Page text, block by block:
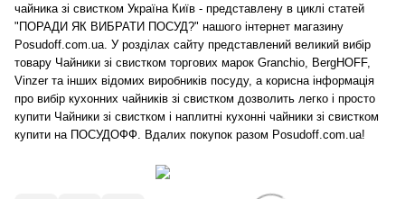
чайника зі свистком Україна Київ - представлену в циклі статей
"ПОРАДИ ЯК ВИБРАТИ ПОСУД?" нашого інтернет магазину
Posudoff.com.ua. У розділах сайту представлений великий вибір
товару Чайники зі свистком торгових марок Granchio, BergHOFF,
Vinzer та інших відомих виробників посуду, а корисна інформація
про вибір кухонних чайників зі свистком дозволить легко і просто
купити Чайники зі свистком і наплитні кухонні чайники зі свистком
купити на ПОСУДОФФ. Вдалих покупок разом Posudoff.com.ua!